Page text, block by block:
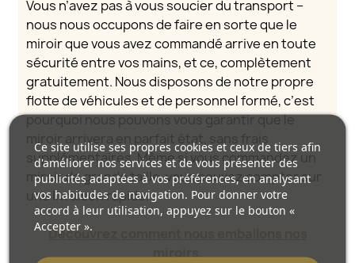
Vous n’avez pas à vous soucier du transport –
nous nous occupons de faire en sorte que le
miroir que vous avez commandé arrive en toute
sécurité entre vos mains, et ce, complètement
gratuitement. Nous disposons de notre propre
flotte de véhicules et de personnel formé, c’est
pourquoi nous pouvons vous garantir que le
miroir arrivera en parfait état, sans frais
supplémentaires. Même si vous commandez un
miroir de grande taille, vous pouvez compter sur
une livraison rapide.
Découvrez comment nous emballons nos
miroirs.
Ce site utilise ses propres cookies et ceux de tiers afin
d'améliorer nos services et de vous présenter des
publicités adaptées à vos préférences, en analysant
vos habitudes de navigation. Pour donner votre
accord à leur utilisation, appuyez sur le bouton «
Accepter ».